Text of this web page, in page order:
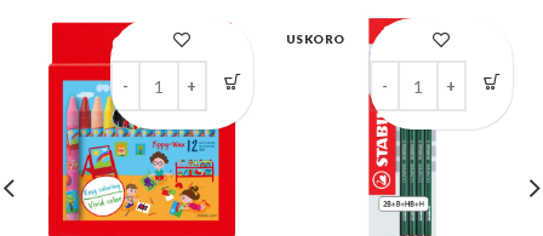
Voštane bojice STABILO Yippy-Wax 1/12 quantity
USKORO
Grafitna olovka